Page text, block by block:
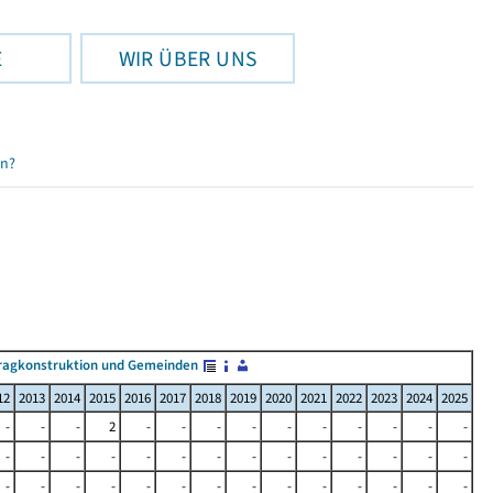
WIR ÜBER UNS
und Gemeinden
2013 2014 2015 2016 2017 2018 2019 2020 2021 2022 2023 2024 2025
- - - 2 - - - - - - - - -
-
- - - - - - - - - - - - -
-
- - - - - - - - - - - - -
-